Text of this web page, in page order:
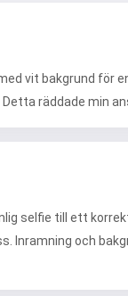
vit bakgrund för
räddade min
selfie till ett
Inramning och